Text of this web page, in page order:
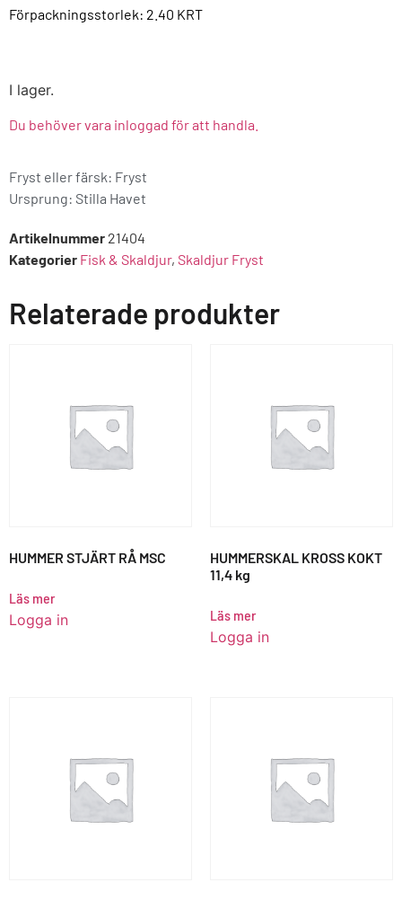
Förpackningsstorlek: 2.40 KRT
I lager.
Du behöver vara inloggad för att handla.
Fryst eller färsk: Fryst
Ursprung: Stilla Havet
Artikelnummer 21404
Kategorier Fisk & Skaldjur, Skaldjur Fryst
Relaterade produkter
HUMMER STJÄRT RÅ MSC
Läs mer
Logga in
HUMMERSKAL KROSS KOKT
11,4 kg
Läs mer
Logga in